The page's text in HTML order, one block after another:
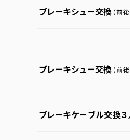
ブレーキシュー交換 （前
ブレーキシュー交換 （前
ブレーキケーブル交換３